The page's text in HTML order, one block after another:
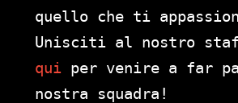
quello che ti
Unisciti al nostro
qui per venire a far
nostra squadra!